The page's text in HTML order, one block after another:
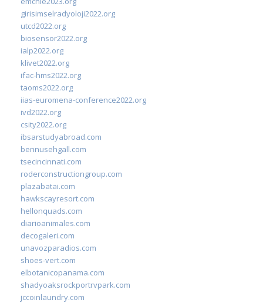
girisimselradyoloji2022.org
utcd2022.org
biosensor2022.org
ialp2022.org
klivet2022.org
ifac-hms2022.org
taoms2022.org
iias-euromena-conference2022.org
ivd2022.org
csity2022.org
ibsarstudyabroad.com
bennusehgall.com
tsecincinnati.com
roderconstructiongroup.com
plazabatai.com
hawkscayresort.com
hellonquads.com
diarioanimales.com
decogaleri.com
unavozparadios.com
shoes-vert.com
elbotanicopanama.com
shadyoaksrockportrvpark.com
jccoinlaundry.com